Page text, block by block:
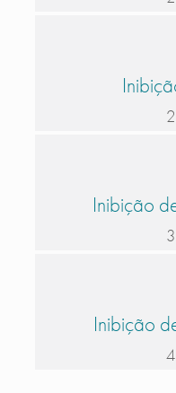
Inibição
Inibição